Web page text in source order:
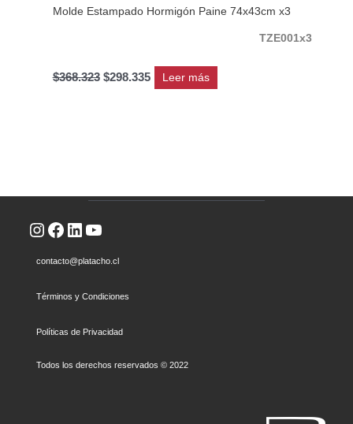
Molde Estampado Hormigón Paine 74x43cm x3
TZE001x3
$368.323 $298.335 Leer más
Instagram
Facebook
LinkedIn
YouTube
contacto@platacho.cl
Términos y Condiciones
Políticas de Privacidad
Todos los derechos reservados © 2022